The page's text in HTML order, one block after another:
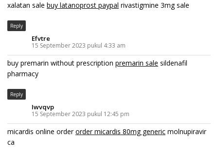
xalatan sale buy latanoprost paypal rivastigmine 3mg sale
Reply
Efvtre
15 September 2023 pukul 4:33 am
buy premarin without prescription premarin sale sildenafil
pharmacy
Reply
Iwvqvp
15 September 2023 pukul 12:45 pm
micardis online orderorder micardis 80mg generic molnupiravir
ca